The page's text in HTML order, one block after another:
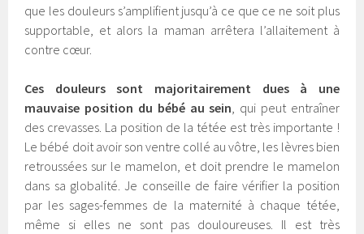
que les douleurs s’amplifient jusqu’à ce que ce ne soit plus
supportable, et alors la maman arrêtera l’allaitement à
contre cœur.
Ces douleurs sont majoritairement dues à une
mauvaise position du bébé au sein , qui peut entraîner
des crevasses. La position de la tétée est très importante !
Le bébé doit avoir son ventre collé au vôtre, les lèvres bien
retroussées sur le mamelon, et doit prendre le mamelon
dans sa globalité. Je conseille de faire vérifier la position
par les sages-femmes de la maternité à chaque tétée,
même si elles ne sont pas douloureuses. Il est très